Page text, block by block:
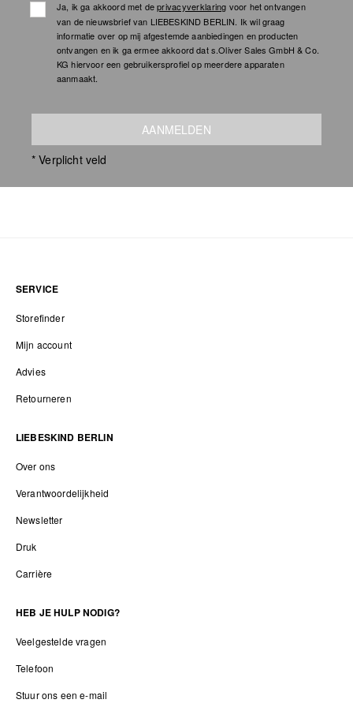
Ja, ik ga akkoord met deprivacyverklaring voor het ontvangen
van de nieuwsbrief van LIEBESKIND BERLIN. Ik wil graag
informatie over op mij afgestemde aanbiedingen en producten
ontvangen en ik ga ermee akkoord dat s.Oliver Sales GmbH & Co.
KG hiervoor een gebruikersprofiel op meerdere apparaten
aanmaakt.
AANMELDEN
* Verplicht veld
SERVICE
Storefinder
Mijn account
Advies
Retourneren
LIEBESKIND BERLIN
Over ons
Verantwoordelijkheid
Newsletter
Druk
Carrière
HEB JE HULP NODIG?
Veelgestelde vragen
Telefoon
Stuur ons een e-mail